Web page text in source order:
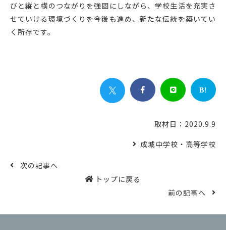
びと縦と横のつながりを強固にしながら、学校生活を充実さ
せていける環境づくりを今後も進め、新たな伝統を築いてい
く所存です。
  B!
取材日：2020.9.9
成城中学校・高等学校
次の記事へ
トップに戻る
前の記事へ